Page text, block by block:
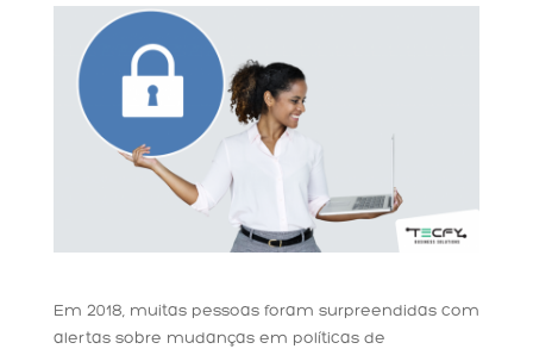
Em 2018, muitas pessoas foram surpreendidas com
alertas sobre mudanças em políticas de